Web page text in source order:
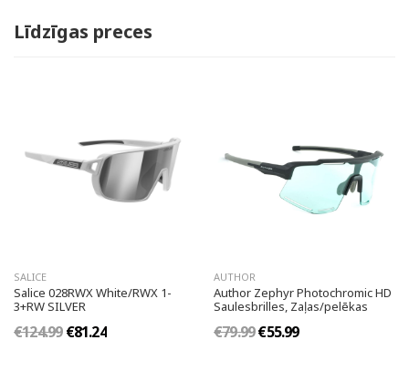
Līdzīgas preces
SALICE
Salice 028RWX White/RWX 1-
3+RW SILVER
€124.99€81.24
AUTHOR
Author Zephyr Photochromic HD
Saulesbrilles, Zaļas/pelēkas
€79.99€55.99